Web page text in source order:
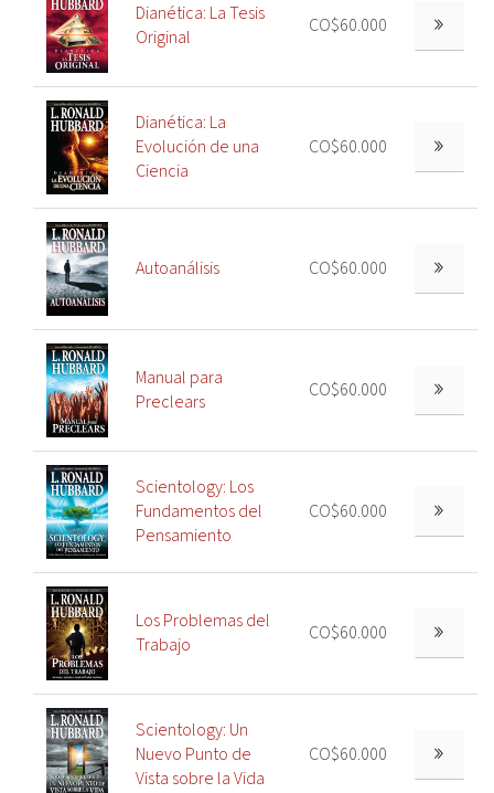
Dianética: La Tesis
Original
CO$60.000
Dianética: La
Evolución de una
Ciencia
CO$60.000
Autoanálisis CO$60.000
Manual para
Preclears
CO$60.000
Scientology: Los
Fundamentos del
Pensamiento
CO$60.000
Los Problemas del
Trabajo
CO$60.000
Scientology: Un
Nuevo Punto de
Vista sobre la Vida
CO$60.000